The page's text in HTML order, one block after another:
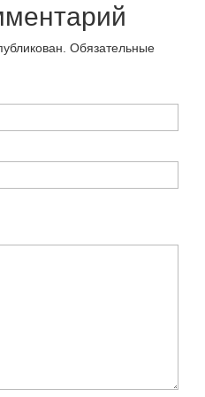
Обязательные